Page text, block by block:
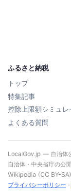
ふるさと納税
トップ
特集記事
控除上限額シミュレ
よくある質問
LocalGov.jp — 自治体
自治体・中央省庁の公
Wikipedia (CC BY-SA)
プライバシーポリシー ·